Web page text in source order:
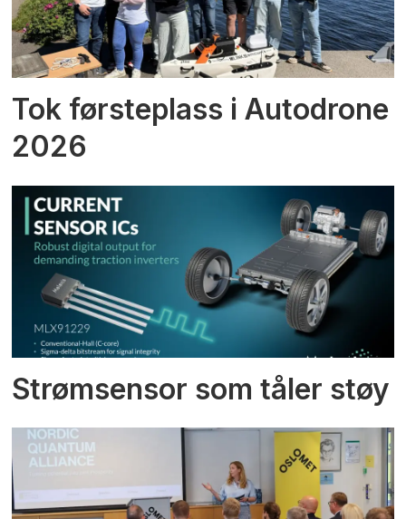
Tok førsteplass i Autodrone
2026
Strømsensor som tåler støy